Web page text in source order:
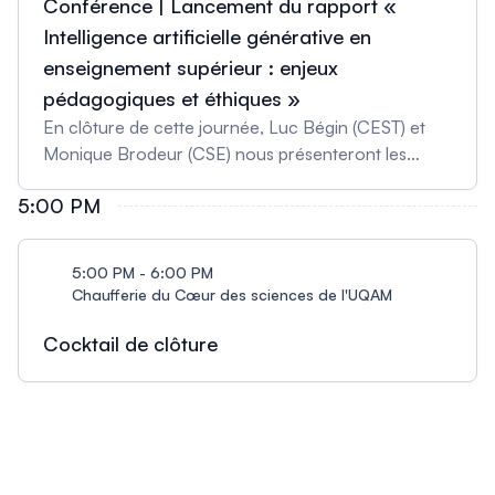
sciences de l’éducation (2009-2019).
Conférence | Lancement du rapport «
Intelligence artificielle générative en
enseignement supérieur : enjeux
pédagogiques et éthiques »
En clôture de cette journée, Luc Bégin (CEST) et
Monique Brodeur (CSE) nous présenteront les
CSE et de la CEST sur les enjeux et les défis
pédagogiques et éthiques de l’IA générative en
comité mixte d’experts du Conseil supérieur de
en science et technologie (CEST) a mené des
5:00 PM
5:00 PM - 6:00 PM
Chaufferie du Cœur des sciences de l'UQAM
Cocktail de clôture